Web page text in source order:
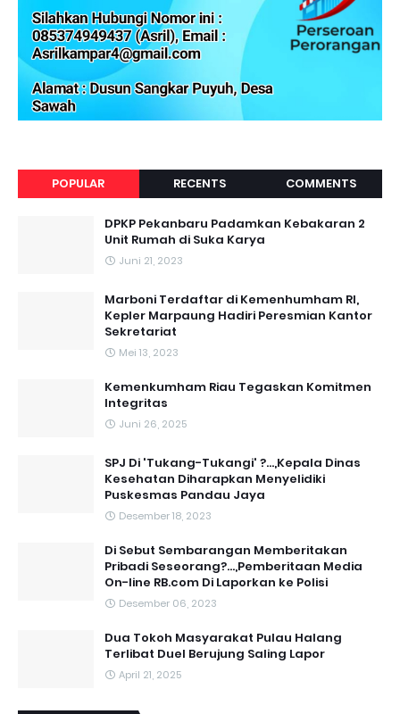
POPULAR RECENTS COMMENTS
DPKP Pekanbaru Padamkan Kebakaran 2
Unit Rumah di Suka Karya
Juni 21, 2023
Marboni Terdaftar di Kemenhumham RI,
Kepler Marpaung Hadiri Peresmian Kantor
Sekretariat
Mei 13, 2023
‎Kemenkumham Riau Tegaskan Komitmen
Integritas
Juni 26, 2025
SPJ Di 'Tukang-Tukangi' ?...,Kepala Dinas
Kesehatan Diharapkan Menyelidiki
Puskesmas Pandau Jaya
Desember 18, 2023
Di Sebut Sembarangan Memberitakan
Pribadi Seseorang?...,Pemberitaan Media
On-line RB.com Di Laporkan ke Polisi
Desember 06, 2023
Dua Tokoh Masyarakat Pulau Halang
Terlibat Duel Berujung Saling Lapor
April 21, 2025